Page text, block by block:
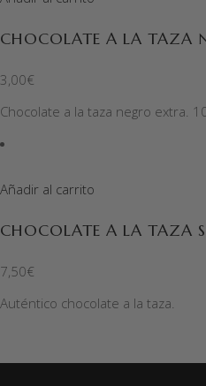
CHOCOLATE A LA TAZA
3,00€
Chocolate a la taza negro extra.
Añadir al carrito
CHOCOLATE A LA TAZA
7,50€
Auténtico chocolate a la taza.